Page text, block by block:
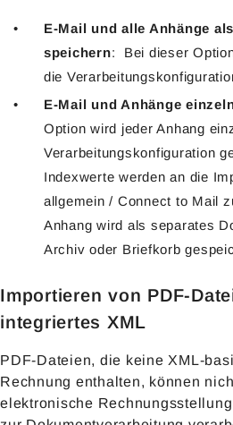
E-Mail und alle Anhänge
speichern: Bei dieser
die
E-Mail und Anhänge
Option wird jeder Anhang
Verarbeitungskonfiguration
Indexwerte werden an die
allgemein / Connect to Mail
Anhang wird als separates
Archiv oder Briefkorb
Importieren von PDF-
integriertes XML
PDF-Dateien, die keine XML-
Rechnung enthalten, können
elektronische